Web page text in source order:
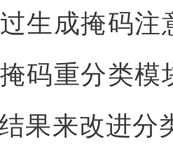
生成掩码
码重分类
果来改进